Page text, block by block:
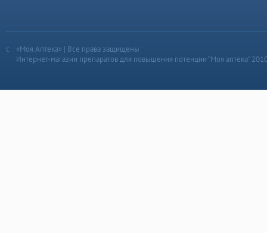
«Моя Аптека» | Все права защищены
Интернет-магазин препаратов для повышения потенции “Моя аптека”